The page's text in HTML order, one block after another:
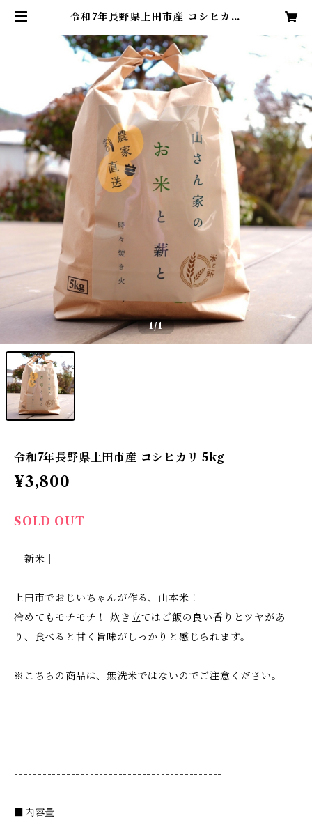
令和7年長野県上田市産 コシヒカリ
1/1
令和7年長野県上田市産 コシヒカリ 5kg
¥3,800
SOLD OUT
｜新米｜
上田市でおじいちゃんが作る、山本米！
冷めてもモチモチ！ 炊き立てはご飯の良い香りとツヤがあ
り、食べると甘く旨味がしっかりと感じられます。
※こちらの商品は、無洗米ではないのでご注意ください。
--------------------------------------------
■内容量